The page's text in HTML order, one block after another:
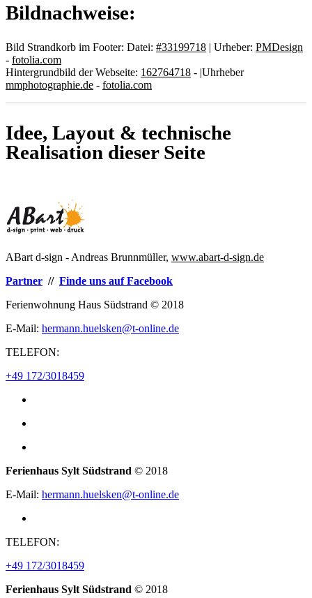
Bildnachweise:
Bild Strandkorb im Footer: Datei: #33199718 | Urheber: PMDesign
- fotolia.com
Hintergrundbild der Webseite: 162764718 - |Uhrheber
mmphotographie.de - fotolia.com
Idee, Layout & technische
Realisation dieser Seite
ABart d-sign - Andreas Brunnmüller, www.abart-d-sign.de
Partner // Finde uns auf Facebook
Ferienwohnung Haus Südstrand © 2018
E-Mail: hermann.huelsken@t-online.de
TELEFON:
+49 172/3018459
Ferienhaus Sylt Südstrand © 2018
E-Mail: hermann.huelsken@t-online.de
TELEFON:
+49 172/3018459
Ferienhaus Sylt Südstrand © 2018